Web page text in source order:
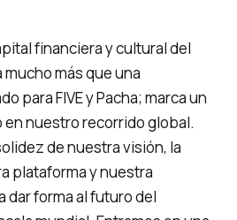
financiera y cultural del
más que una
para FIVE y Pacha; marca un
nuestro recorrido global.
de nuestra visión, la
plataforma y nuestra
dar forma al futuro del